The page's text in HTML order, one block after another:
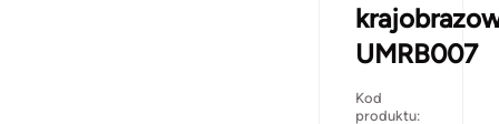
UMRB007
Kod
produktu: